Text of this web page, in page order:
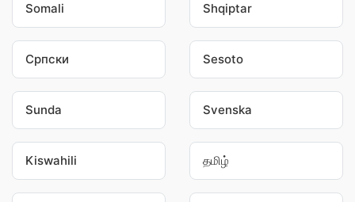
Somali Shqiptar
Српски Sesoto
Sunda Svenska
Kiswahili தமிழ்